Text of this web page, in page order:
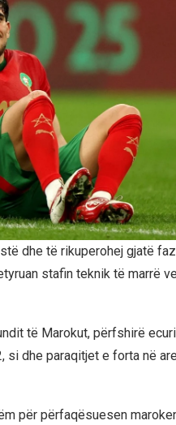
dhe të rikuperohej gjatë
stafin teknik të marrë
të Marokut, përfshirë
dhe paraqitjet e forta në
për përfaqësuesen